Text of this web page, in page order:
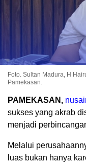
Foto. Sultan Madura, H
Pamekasan.
PAMEKASAN,
sukses yang akrab
menjadi
Melalui
luas bukan hanya